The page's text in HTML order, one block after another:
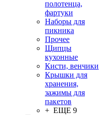
полотенца,
фартуки
Наборы для
пикника
Прочее
Щипцы
кухонные
Кисти, венчики
Крышки для
хранения,
зажимы для
пакетов
+ ЕЩЕ 9